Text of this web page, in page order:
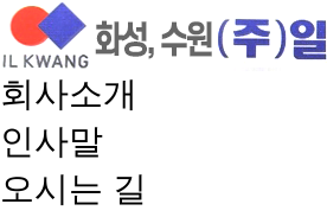
회사소개
인사말
오시는 길